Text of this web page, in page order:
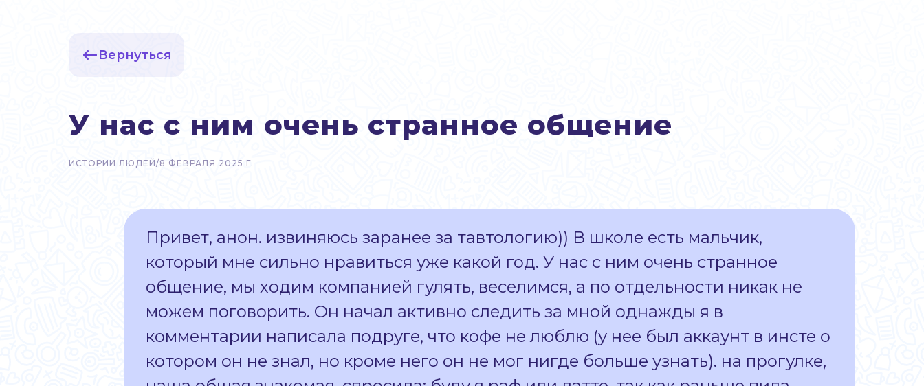
Вернуться
У нас с ним очень странное общение
ИСТОРИИ ЛЮДЕЙ/8 ФЕВРАЛЯ 2025 Г.
Привет, анон. извиняюсь заранее за тавтологию)) В школе есть мальчик,
который мне сильно нравиться уже какой год. У нас с ним очень странное
общение, мы ходим компанией гулять, веселимся, а по отдельности никак не
можем поговорить. Он начал активно следить за мной однажды я в
комментарии написала подруге, что кофе не люблю (у нее был аккаунт в инсте о
котором он не знал, но кроме него он не мог нигде больше узнать). на прогулке,